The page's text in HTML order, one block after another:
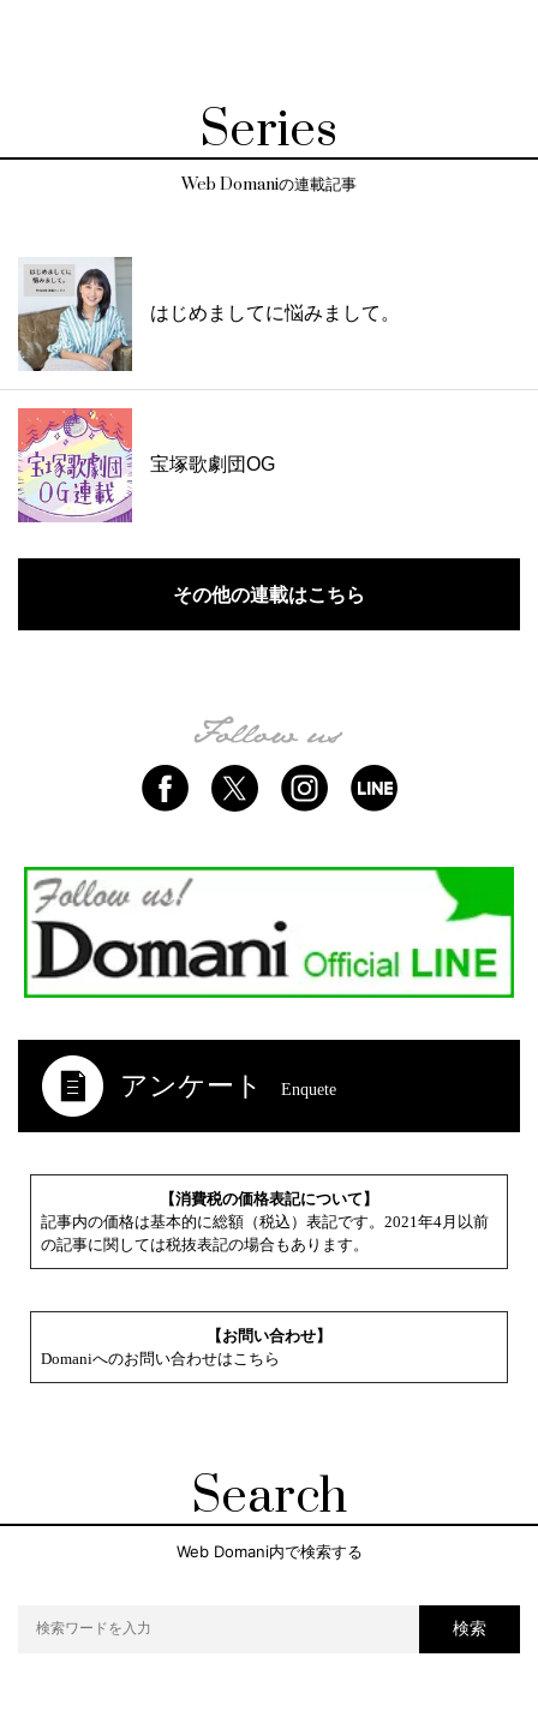
Series
Web Domaniの連載記事
はじめましてに悩みまして。
宝塚歌劇団OG
その他の連載はこちら
アンケート Enquete
【消費税の価格表記について】
記事内の価格は基本的に総額（税込）表記です。2021年4月以前
の記事に関しては税抜表記の場合もあります。
【お問い合わせ】
Domaniへのお問い合わせはこちら
Search
Web Domani内で検索する
検索